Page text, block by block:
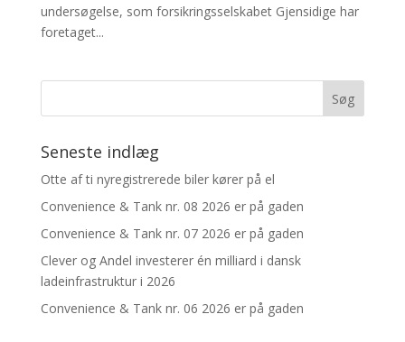
undersøgelse, som forsikringsselskabet Gjensidige har
foretaget...
Seneste indlæg
Otte af ti nyregistrerede biler kører på el
Convenience & Tank nr. 08 2026 er på gaden
Convenience & Tank nr. 07 2026 er på gaden
Clever og Andel investerer én milliard i dansk
ladeinfrastruktur i 2026
Convenience & Tank nr. 06 2026 er på gaden